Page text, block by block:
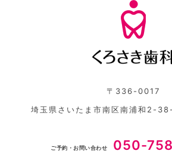
〒336-0017
埼玉県さいたま市南区南浦和2-
ご予約・お問い合わせ 050-